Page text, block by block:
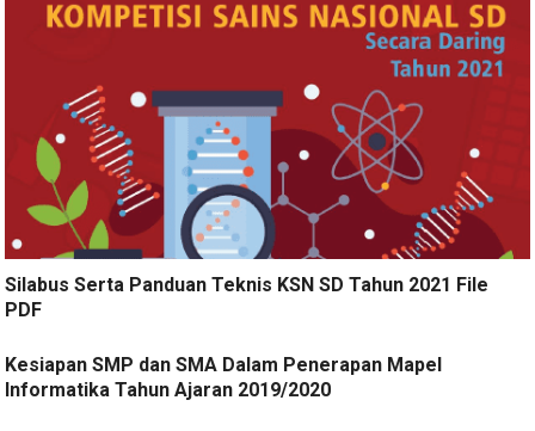
Silabus Serta Panduan Teknis KSN SD Tahun 2021 File
PDF
Kesiapan SMP dan SMA Dalam Penerapan Mapel
Informatika Tahun Ajaran 2019/2020